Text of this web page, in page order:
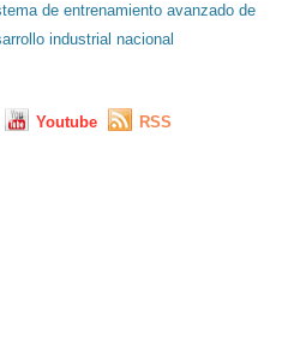
de entrenamiento avanzado de
industrial nacional
Youtube RSS